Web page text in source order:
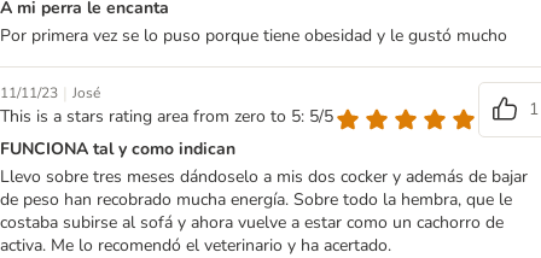
A mi perra le encanta
Por primera vez se lo puso porque tiene obesidad y le gustó mucho
11/11/23 | José
This is a stars rating area from zero to 5: 5/5
1
FUNCIONA tal y como indican
Llevo sobre tres meses dándoselo a mis dos cocker y además de bajar
de peso han recobrado mucha energía. Sobre todo la hembra, que le
costaba subirse al sofá y ahora vuelve a estar como un cachorro de
activa. Me lo recomendó el veterinario y ha acertado.